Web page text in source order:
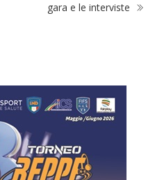
gara e le interviste